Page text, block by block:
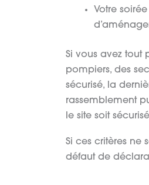
Votre
Si vous avez tout
pompiers, des
sécurisé, la
rassemblement
le site soit
Si ces critères ne
défaut de